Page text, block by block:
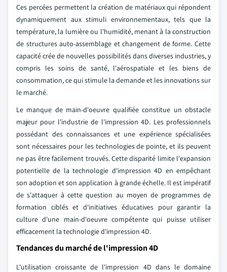
Ces percées permettent la création de matériaux qui répondent
dynamiquement aux stimuli environnementaux, tels que la
température, la lumière ou l'humidité, menant à la construction
de structures auto-assemblage et changement de forme. Cette
capacité crée de nouvelles possibilités dans diverses industries, y
compris les soins de santé, l'aérospatiale et les biens de
consommation, ce qui stimule la demande et les innovations sur
le marché.
Le manque de main-d'oeuvre qualifiée constitue un obstacle
majeur pour l'industrie de l'impression 4D. Les professionnels
possédant des connaissances et une expérience spécialisées
sont nécessaires pour les technologies de pointe, et ils peuvent
ne pas être facilement trouvés. Cette disparité limite l'expansion
potentielle de la technologie d'impression 4D en empêchant
son adoption et son application à grande échelle. Il est impératif
de s'attaquer à cette question au moyen de programmes de
formation ciblés et d'initiatives éducatives pour garantir la
culture d'une main-d'oeuvre compétente qui puisse utiliser
efficacement la technologie d'impression 4D.
Tendances du marché de l'impression 4D
L'utilisation croissante de l'impression 4D dans le domaine